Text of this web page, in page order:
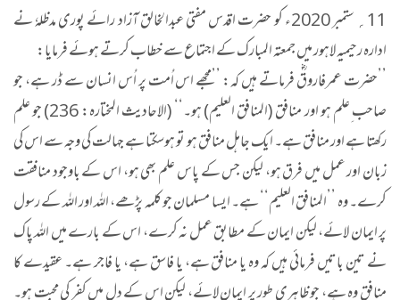
11؍ ستمبر 2020ء کو حضرت اقدس مفتی عبدالخالق آزاد رائے پوری مدظلہٗ نے
ادارہ رحیمیہ لاہور میں جمعتہ المبارک کے اجتماع سے خطاب کرتے ہوئے فرمایا:
’’حضرت عمرفاروقؓ فرماتے ہیں کہ: ’’مجھے اس اُمت پر اُس انسان سے ڈر ہے، جو
صاحب ِعلم ہو اور منافق (المنافق العلیم) ہو۔‘‘ (الاحادیث المختارہ: 236) جو علم
رکھتا ہے اور منافق ہے۔ ایک جاہل منافق ہو تو ہوسکتا ہے جہالت کی وجہ سے اس کی
زبان اور عمل میں فرق ہو، لیکن جس کے پاس علم بھی ہو، اس کے باوجود منافقت
کرے۔ وہ ’’المنافق العلیم‘‘ ہے۔ ایسا مسلمان جو کلمہ پڑھے، اللہ اور اللہ کے رسول
پر ایمان لائے، لیکن ایمان کے مطابق عمل نہ کرے، اس کے بارے میں اللہ پاک
نے تین باتیں فرمائی ہیں کہ وہ یا منافق ہے، یا فاسق ہے، یا فاجر ہے۔ عقیدے کا